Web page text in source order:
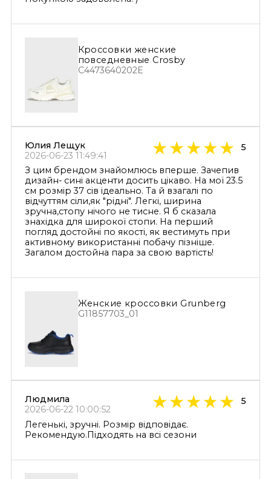
Кроссовки женские
повседневные Crosby
C4473640202E
Юлия Лещук
2026-06-23 11:49:41
5
З цим брендом знайомлюсь вперше. Зачепив
дизайн- сині акценти досить цікаво. На мої 23.5
см розмір 37 сів ідеально. Та й взагалі по
відчуттям сіли,як "рідні". Легкі, ширина
зручна,стопу нічого не тисне. Я б сказала
знахідка для широкої стопи. На перший
погляд достойні по якості, як вестимуть при
активному використанні побачу пізніше.
Загалом достойна пара за свою вартість!
Женские кроссовки Grunberg
G11857703_01
Людмила
2026-06-22 10:00:52
5
Легенькі, зручні. Розмір відповідає.
Рекомендую.Підходять на всі сезони